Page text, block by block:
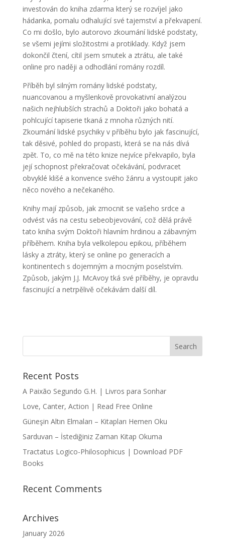
investován do kniha zdarma který se rozvíjel jako
hádanka, pomalu odhalující své tajemství a překvapení.
Co mi došlo, bylo autorovo zkoumání lidské podstaty,
se všemi jejími složitostmi a protiklady. Když jsem
dokončil čtení, cítil jsem smutek a ztrátu, ale také
online pro naději a odhodlání romány rozdíl.
Příběh byl silným romány lidské podstaty,
nuancovanou a myšlenkově provokativní analýzou
našich nejhlubších strachů a Doktoři jako bohatá a
pohlcující tapiserie tkaná z mnoha různých nití.
Zkoumání lidské psychiky v příběhu bylo jak fascinující,
tak děsivé, pohled do propasti, která se na nás dívá
zpět. To, co mě na této knize nejvíce překvapilo, byla
její schopnost překračovat očekávání, podvracet
obvyklé klišé a konvence svého žánru a vystoupit jako
něco nového a nečekaného.
Knihy mají způsob, jak zmocnit se vašeho srdce a
odvést vás na cestu sebeobjevování, což dělá právě
tato kniha svým Doktoři hlavním hrdinou a zábavným
příběhem. Kniha byla velkolepou epikou, příběhem
lásky a ztráty, který se online po generacích a
kontinentech s dojemným a mocným poselstvím.
Způsob, jakým J.J. McAvoy tká své příběhy, je opravdu
fascinující a netrpělivě očekávám další díl.
Recent Posts
A Paixão Segundo G.H. | Livros para Sonhar
Love, Canter, Action | Read Free Online
Güneşin Altın Elmaları – Kitapları Hemen Oku
Sarduvan – İstediğiniz Zaman Kitap Okuma
Tractatus Logico-Philosophicus | Download PDF
Books
Recent Comments
Archives
January 2026